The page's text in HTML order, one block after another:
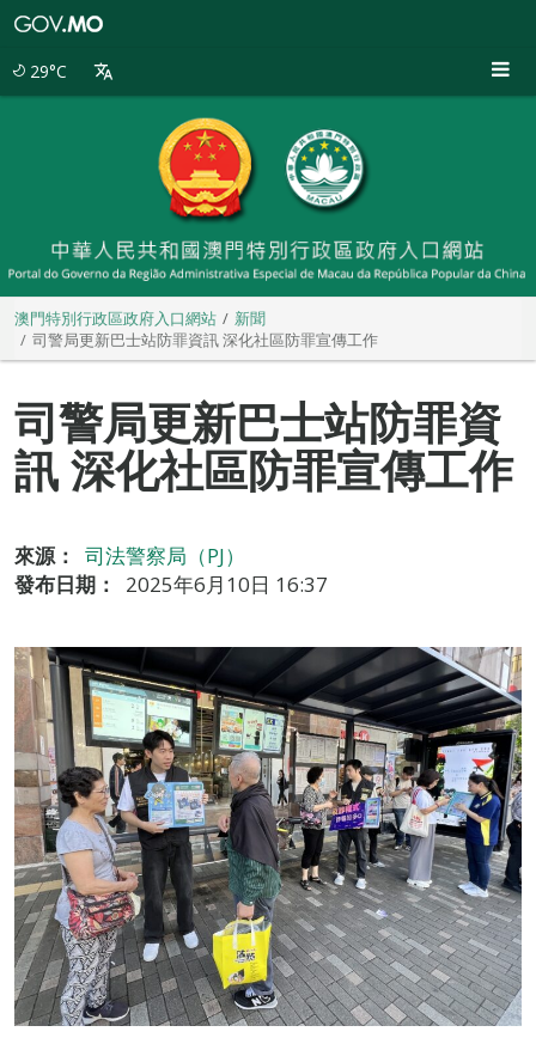
29°C
澳門特別行政區政府入口網站
新聞
司警局更新巴士站防罪資訊 深化社區防罪宣傳工作
司警局更新巴士站防罪資
訊 深化社區防罪宣傳工作
來源：
司法警察局（PJ）
發布日期：
2025年6月10日 16:37